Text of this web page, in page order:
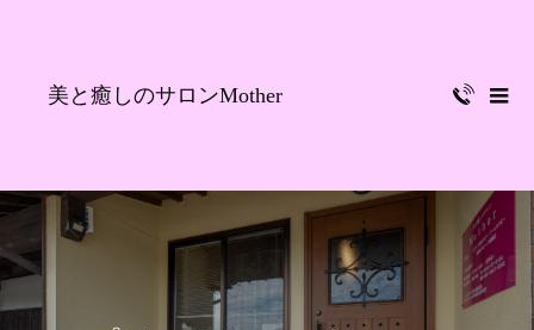
美と癒しのサロンMother